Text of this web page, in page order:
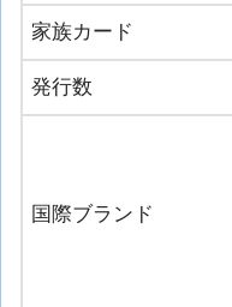
家族カード
発行数
国際ブランド